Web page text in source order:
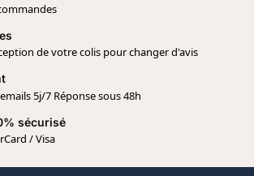
de votre colis pour changer d'avis
5j/7 Réponse sous 48h
sécurisé
/ Visa